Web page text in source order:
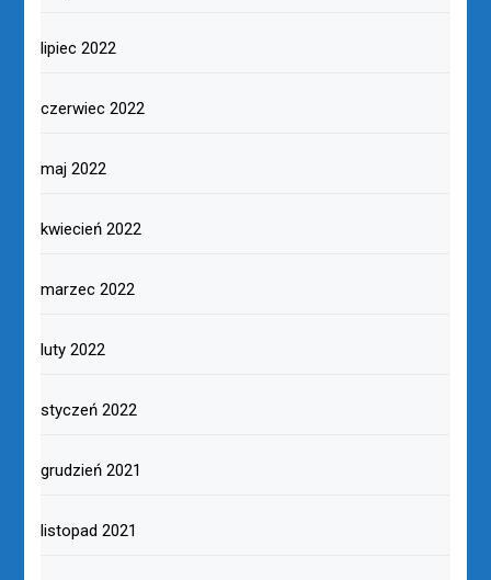
lipiec 2022
czerwiec 2022
maj 2022
kwiecień 2022
marzec 2022
luty 2022
styczeń 2022
grudzień 2021
listopad 2021